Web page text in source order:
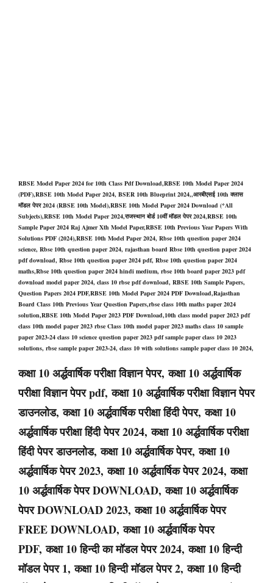
RBSE Model Paper 2024 for 10th Class Pdf Download,RBSE 10th Model Paper 2024
(PDF),RBSE 10th Model Paper 2024, BSER 10th Blueprint 2024,,आरबीएसई 10th क्लास
मॉडल पेपर 2024 (RBSE 10th Model),RBSE 10th Model Paper 2024 Download (*All
Subjects),RBSE 10th Model Paper 2024,राजस्थान बोर्ड 10वीं मॉडल पेपर 2024,RBSE 10th
Sample Paper 2024 Raj Ajmer Xth Model Paper,RBSE 10th Previous Year Papers With
Solutions PDF (2024),RBSE 10th Model Paper 2024, Rbse 10th question paper 2024
science, Rbse 10th question paper 2024, rajasthan board Rbse 10th question paper 2024
pdf download, Rbse 10th question paper 2024 pdf, Rbse 10th question paper 2024
maths,Rbse 10th question paper 2024 hindi medium, rbse 10th board paper 2023 pdf
download model paper 2024, class 10 rbse pdf download, RBSE 10th Sample Papers,
Question Papers 2024 PDF,RBSE 10th Model Paper 2024 PDF Download,Rajasthan
Board Class 10th Previous Year Question Papers,rbse class 10th maths paper 2024
solution,RBSE 10th Model Paper 2023 PDF Download,10th class model paper 2023 pdf
class 10th model paper 2023 rbse Class 10th model paper 2023 maths class 10 sample
paper 2023-24 class 10 science question paper 2023 pdf sample paper class 10 2023
solutions, rbse sample paper 2023-24, class 10 with solutions sample paper class 10 2024,
कक्षा 10 अर्द्धवार्षिक परीक्षा विज्ञान पेपर, कक्षा 10 अर्द्धवार्षिक
परीक्षा विज्ञान पेपर pdf, कक्षा 10 अर्द्धवार्षिक परीक्षा विज्ञान पेपर
डाउनलोड, कक्षा 10 अर्द्धवार्षिक परीक्षा हिंदी पेपर, कक्षा 10
अर्द्धवार्षिक परीक्षा हिंदी पेपर 2024, कक्षा 10 अर्द्धवार्षिक परीक्षा
हिंदी पेपर डाउनलोड, कक्षा 10 अर्द्धवार्षिक पेपर, कक्षा 10
अर्द्धवार्षिक पेपर 2023, कक्षा 10 अर्द्धवार्षिक पेपर 2024, कक्षा
10 अर्द्धवार्षिक पेपर DOWNLOAD, कक्षा 10 अर्द्धवार्षिक
पेपर DOWNLOAD 2023, कक्षा 10 अर्द्धवार्षिक पेपर
FREE DOWNLOAD, कक्षा 10 अर्द्धवार्षिक पेपर
PDF, कक्षा 10 हिन्दी का मॉडल पेपर 2024, कक्षा 10 हिन्दी
मॉडल पेपर 1, कक्षा 10 हिन्दी मॉडल पेपर 2, कक्षा 10 हिन्दी